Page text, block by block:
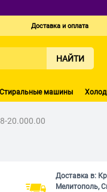
Доставка и оплата
НАЙТИ
Стиральные машины
20.000.00
Доставка в:
Мелитополь,